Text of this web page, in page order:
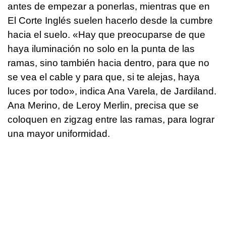
antes de empezar a ponerlas, mientras que en
El Corte Inglés suelen hacerlo desde la cumbre
hacia el suelo. «Hay que preocuparse de que
haya iluminación no solo en la punta de las
ramas, sino también hacia dentro, para que no
se vea el cable y para que, si te alejas, haya
luces por todo», indica Ana Varela, de Jardiland.
Ana Merino, de Leroy Merlin, precisa que se
coloquen en zigzag entre las ramas, para lograr
una mayor uniformidad.